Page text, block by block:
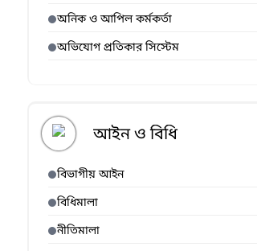
অনিক ও আপিল কর্মকর্তা
অভিযোগ প্রতিকার সিস্টেম
আইন ও বিধি
বিভাগীয় আইন
বিধিমালা
নীতিমালা